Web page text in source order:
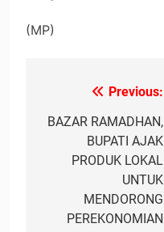
(MP)
Navigasi
pos
Previous:
BAZAR RAMADHAN,
BUPATI AJAK
PRODUK LOKAL
UNTUK
MENDORONG
PEREKONOMIAN